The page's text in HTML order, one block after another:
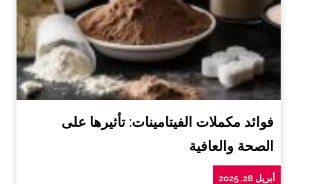
فوائد مكملات الفيتامينات: تأثيرها على
الصحة والعافية
أبريل 28, 2025